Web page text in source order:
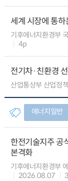
세계 시장에 통하
기후에너지환경부
4p
전기차·친환경
산업통상부 산업정
에너지일반
한전기술지주 공
본격화
기후에너지환경부
2026.08.07